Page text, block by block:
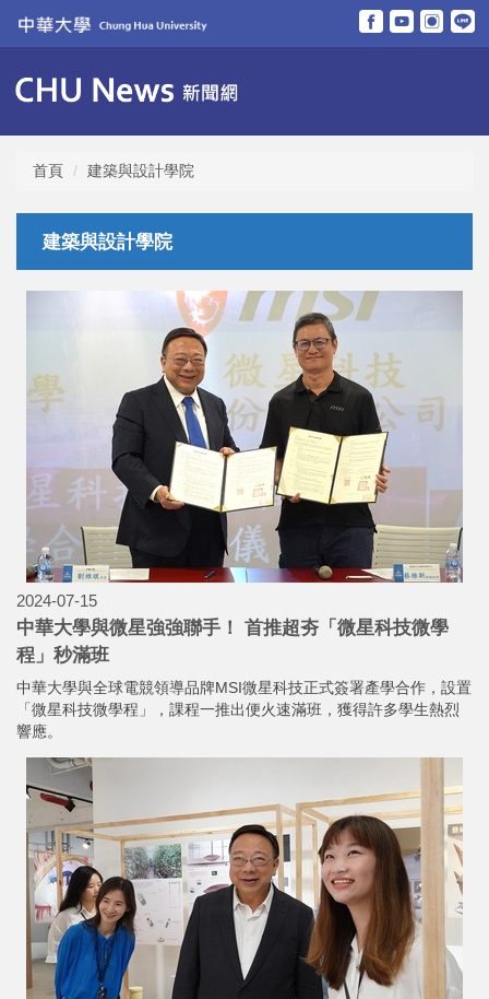
跳
要
內
首頁
建築與設計學院
建築與設計學院
2024-07-15
中華大學與微星強強聯手！ 首推超夯「微星科技微學
程」秒滿班
中華大學與全球電競領導品牌MSI微星科技正式簽署產學合作，設置
「微星科技微學程」，課程一推出便火速滿班，獲得許多學生熱烈
響應。